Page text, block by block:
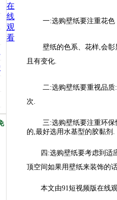
一:选购壁纸要注重花色
壁纸的色系、花样,会
且有变化.
二:选购壁纸要重视品质:选
次.
三:选购壁纸要注重环保性
的,最好选用水基型的胶黏剂.
四:选购壁纸要考虑到适应
顶空间如果用壁纸来装饰的
本文由91短视频版在线观
在
线
观
看